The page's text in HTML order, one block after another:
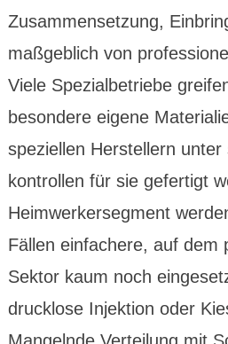
Zusammen­setzung,
maß­geblich von
Viele Spezial­betriebe
besondere eigene
speziellen Herstellern
kontrollen für sie gefertigt
Heimwerker­segment
Fällen einfachere, auf dem
Sektor kaum noch
druck­lose Injektion oder